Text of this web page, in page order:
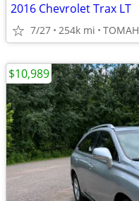
2016 Chevrolet Trax LT
7/27 254k mi TOMAH
$10,989